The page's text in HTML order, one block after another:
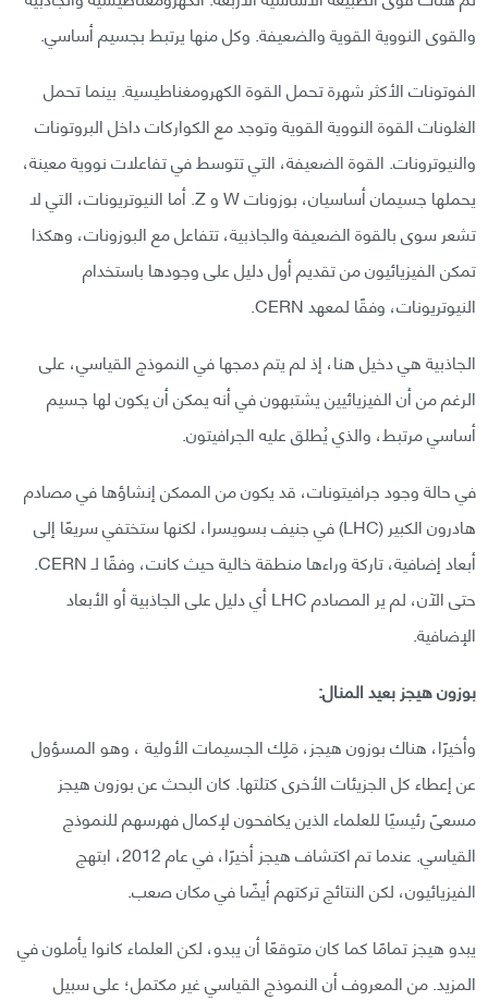
والقوى النووية القوية والضعيفة. وكل منها يرتبط بجسيم أساسي.
الفوتونات الأكثر شهرة تحمل القوة الكهرومغناطيسية. بينما تحمل
الغلونات القوة النووية القوية وتوجد مع الكواركات داخل البروتونات
والنيوترونات. القوة الضعيفة، التي تتوسط في تفاعلات نووية معينة،
يحملها جسيمان أساسيان، بوزونات W و Z. أما النيوتريونات، التي لا
تشعر سوى بالقوة الضعيفة والجاذبية، تتفاعل مع البوزونات، وهكذا
تمكن الفيزيائيون من تقديم أول دليل على وجودها باستخدام
النيوتريونات، وفقًا لمعهد CERN.
الجاذبية هي دخيل هنا، إذ لم يتم دمجها في النموذج القياسي، على
الرغم من أن الفيزيائيين يشتبهون في أنه يمكن أن يكون لها جسيم
أساسي مرتبط، والذي يُطلق عليه الجرافيتون.
في حالة وجود جرافيتونات، قد يكون من الممكن إنشاؤها في مصادم
هادرون الكبير (LHC) في جنيف بسويسرا، لكنها ستختفي سريعًا إلى
أبعاد إضافية، تاركة وراءها منطقة خالية حيث كانت، وفقًا لـ CERN.
حتى الآن، لم ير المصادم LHC أي دليل على الجاذبية أو الأبعاد
الإضافية.
بوزون هيجز بعيد المنال:
وأخيرًا، هناك بوزون هيجز، مَلِك الجسيمات الأولية ، وهو المسؤول
عن إعطاء كل الجزيئات الأخرى كتلتها. كان البحث عن بوزون هيجز
مسعىً رئيسيًا للعلماء الذين يكافحون لإكمال فهرسهم للنموذج
القياسي. عندما تم اكتشاف هيجز أخيرًا، في عام 2012، ابتهج
الفيزيائيون، لكن النتائج تركتهم أيضًا في مكان صعب.
يبدو هيجز تمامًا كما كان متوقعًا أن يبدو، لكن العلماء كانوا يأملون في
المزيد. من المعروف أن النموذج القياسي غير مكتمل؛ على سبيل